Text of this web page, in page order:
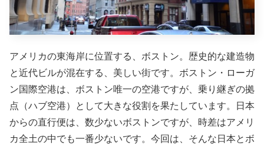
アメリカの東海岸に位置する、ボストン。歴史的な建造物
と近代ビルが混在する、美しい街です。ボストン・ローガ
ン国際空港は、ボストン唯一の空港ですが、乗り継ぎの拠
点（ハブ空港）として大きな役割を果たしています。日本
からの直行便は、数少ないボストンですが、時差はアメリ
カ全土の中でも一番少ないです。 今回は、そんな日本とボ